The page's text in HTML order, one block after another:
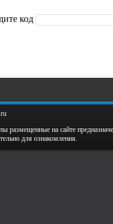
код
размещенные на сайте
для ознакомления.